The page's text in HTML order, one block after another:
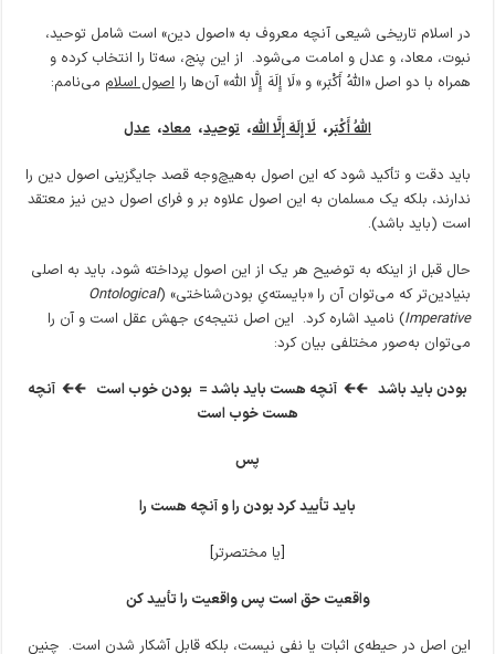
در اسلام تاریخی شیعی آنچه معروف به «اصول دین» است شامل توحید،
نبوت، معاد، و عدل و امامت می‌شود. از این پنج، سه‌تا را انتخاب کرده و
همراه با دو اصل «اللَّهُ أَکْبَر» و «لَا إِلَهَ إِلَّا اللَّه» آن‌ها رااصول اسلام می‌نامم:
اللَّهُ أَکْبَر، لَا إِلَهَ إِلَّا اللَّه، توحید، معاد، عدل
باید دقت و تأکید شود که این اصول به‌هیچ‌وجه قصد جایگزینی اصول دین را
ندارند، بلکه یک مسلمان به این اصول علاوه بر و فرای اصول دین نیز معتقد
است (باید باشد).
حال قبل از اینکه به توضیح هر یک از این اصول پرداخته شود، باید به اصلی
بنیادین‌تر که می‌توان آن را «بایسته‌یِ بودن‌شناختی» (‌Ontological
Imperative) نامید اشاره کرد. این اصل نتیجه‌ی جهش عقل است و آن را
می‌توان به‌صور مختلفی بیان کرد:
بودن باید باشد 🡰
🡰 آنچه هست باید باشد = بودن خوب است 🡰
🡰 آنچه
هست خوب است
پس
باید تأیید کرد بودن را و آنچه هست را
[یا مختصرتر]
واقعیت حق است پس واقعیت را تأیید کن
این اصل در حیطه‌ی اثبات یا نفی نیست، بلکه قابل آشکار شدن است. چنین